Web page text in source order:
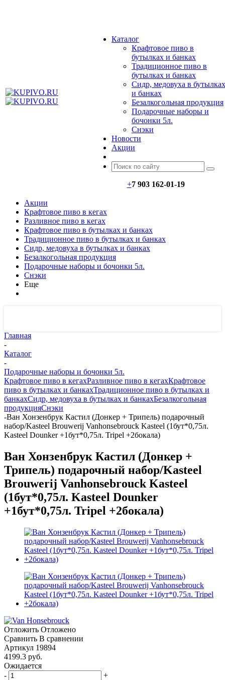
Каталог
Крафтовое пиво в
бутылках и банках
Традиционное пиво в
бутылках и банках
Сидр, медовуха в бутылках
и банках
Безалкогольная продукция
Подарочные наборы и
бочонки 5л.
Снэки
Новости
Акции
+7 903 162-01-19
Акции
Крафтовое пиво в кегах
Разливное пиво в кегах
Крафтовое пиво в бутылках и банках
Традиционное пиво в бутылках и банках
Сидр, медовуха в бутылках и банках
Безалкогольная продукция
Подарочные наборы и бочонки 5л.
Снэки
Еще
Главная
-
Каталог
-
Подарочные наборы и бочонки 5л.
Крафтовое пиво в кегахРазливное пиво в кегахКрафтовое
пиво в бутылках и банкахТрадиционное пиво в бутылках и
банкахСидр, медовуха в бутылках и банкахБезалкогольная
продукцияСнэки
-Ван Хонзенбрук Кастил (Донкер + Трипель) подарочный
набор/Kasteel Brouwerij Vanhonsebrouck Kasteel (1бут*0,75л.
Kasteel Dounker +1бут*0,75л. Tripel +2бокала)
Ван Хонзенбрук Кастил (Донкер +
Трипель) подарочный набор/Kasteel
Brouwerij Vanhonsebrouck Kasteel
(1бут*0,75л. Kasteel Dounker
+1бут*0,75л. Tripel +2бокала)
Отложить Отложено
Сравнить В сравнении
Артикул 19894
4199.3 руб.
Ожидается
-
+